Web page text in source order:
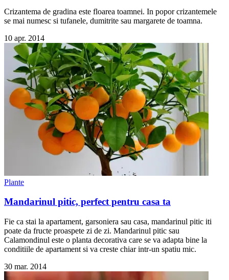
Crizantema de gradina este floarea toamnei. In popor crizantemele
se mai numesc si tufanele, dumitrite sau margarete de toamna.
10 apr. 2014
Plante
Mandarinul pitic, perfect pentru casa ta
Fie ca stai la apartament, garsoniera sau casa, mandarinul pitic iti
poate da fructe proaspete zi de zi. Mandarinul pitic sau
Calamondinul este o planta decorativa care se va adapta bine la
conditiile de apartament si va creste chiar intr-un spatiu mic.
30 mar. 2014